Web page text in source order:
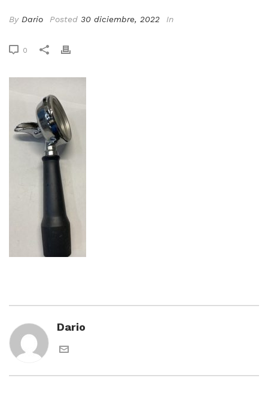
By Dario Posted 30 diciembre, 2022 In
0
Dario